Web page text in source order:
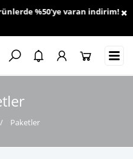
%50'ye varan indirim!
/ Paketler